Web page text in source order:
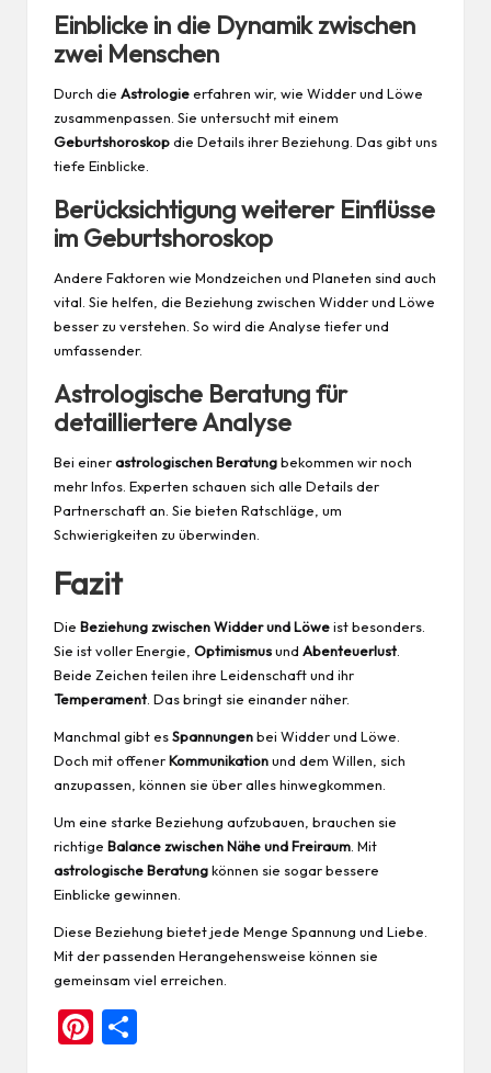
Einblicke in die Dynamik zwischen
zwei Menschen
Durch die Astrologieerfahren wir, wie Widder und Löwe
zusammenpassen. Sie untersucht mit einem
Geburtshoroskopdie Details ihrer Beziehung. Das gibt uns
tiefe Einblicke.
Berücksichtigung weiterer Einflüsse
im Geburtshoroskop
Andere Faktoren wie Mondzeichen und Planeten sind auch
vital. Sie helfen, die Beziehung zwischen Widder und Löwe
besser zu verstehen. So wird die Analyse tiefer und
umfassender.
Astrologische Beratung für
detailliertere Analyse
Bei einerastrologischen Beratungbekommen wir noch
mehr Infos. Experten schauen sich alle Details der
Partnerschaft an. Sie bieten Ratschläge, um
Schwierigkeiten zu überwinden.
Fazit
Die Beziehung zwischen Widder und Löweist besonders.
Sie ist voller Energie, Optimismusund Abenteuerlust
Beide Zeichen teilen ihre Leidenschaft und ihr
Temperament . Das bringt sie einander näher.
Manchmal gibt esSpannungenbei Widder und Löwe.
Doch mit offenerKommunikationund dem Willen, sich
anzupassen, können sie über alles hinwegkommen.
Um eine starke Beziehung aufzubauen, brauchen sie
richtige Balance zwischen Nähe und Freiraum . Mit
astrologische Beratungkönnen sie sogar bessere
Einblicke gewinnen.
Diese Beziehung bietet jede Menge Spannung und Liebe.
Mit der passenden Herangehensweise können sie
gemeinsam viel erreichen.
Pi